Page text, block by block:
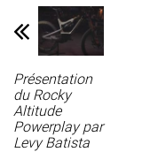
Présentation
du Rocky
Altitude
Powerplay par
Levy Batista